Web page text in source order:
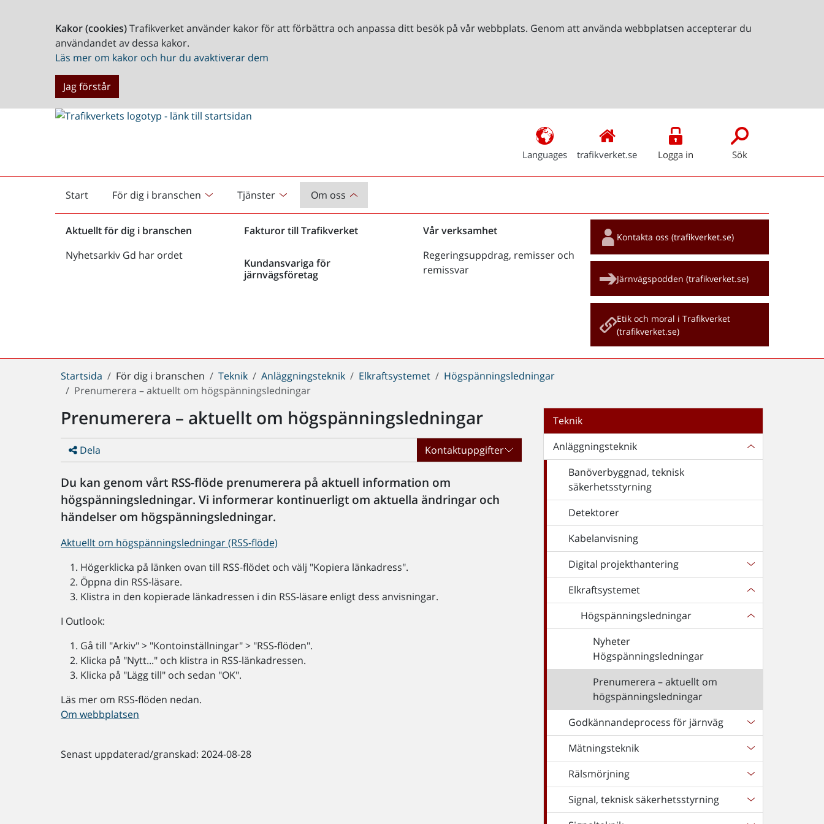
Kakor (cookies)Trafikverket använder kakor för att förbättra och anpassa ditt besök på vår webbplats. Genom att använda webbplatsen accepterar du
användandet av dessa kakor.
Läs mer om kakor och hur du avaktiverar dem
Jag förstår
Languages trafikverket.se Logga in Sök
Start
Startsida För dig i branschen Tjänster Om oss
Aktuellt för dig i branschen
Nyhetsarkiv Gd har ordet
Fakturor till Trafikverket
Kundansvariga för
järnvägsföretag
Vår verksamhet
Regeringsuppdrag, remisser och
remissvar
Snabblänkar
Kontakta oss (trafikverket.se)
Järnvägspodden (trafikverket.se)
Etik och moral i Trafikverket
(trafikverket.se)
Du
är
Startsida För dig i branschen Teknik Anläggningsteknik Elkraftsystemet
Högspänningsledningar
Prenumerera – aktuellt om högspänningsledningar
Prenumerera – aktuellt om högspänningsledningar
Dela Kontaktuppgifter
Du kan genom vårt RSS-flöde prenumerera på aktuell information om
högspänningsledningar. Vi informerar kontinuerligt om aktuella ändringar och
händelser om högspänningsledningar.
Aktuellt om högspänningsledningar (RSS-flöde)
Högerklicka på länken ovan till RSS-flödet och välj "Kopiera länkadress".
Öppna din RSS-läsare.
Klistra in den kopierade länkadressen i din RSS-läsare enligt dess anvisningar.
I Outlook:
Gå till "Arkiv" > "Kontoinställningar" > "RSS-flöden".
Klicka på "Nytt..." och klistra in RSS-länkadressen.
Klicka på "Lägg till" och sedan "OK".
Läs mer om RSS-flöden nedan.
Om webbplatsen
Senast uppdaterad/granskad: 2024-08-28
Teknik
Anläggningsteknik
Banöverbyggnad, teknisk
säkerhetsstyrning
Detektorer
Kabelanvisning
Digital projekthantering
Elkraftsystemet
Högspänningsledningar
Nyheter
Högspänningsledningar
Prenumerera – aktuellt om
högspänningsledningar
Godkännandeprocess för järnväg
Mätningsteknik
Rälsmörjning
Signal, teknisk säkerhetsstyrning